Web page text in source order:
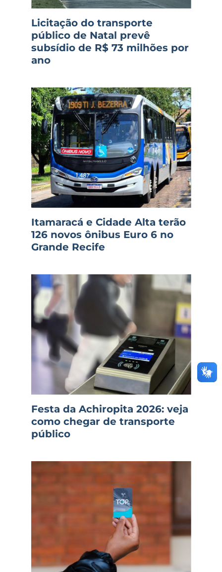
Licitação do transporte
público de Natal prevê
subsídio de R$ 73 milhões por
ano
Itamaracá e Cidade Alta terão
126 novos ônibus Euro 6 no
Grande Recife
Festa da Achiropita 2026: veja
como chegar de transporte
público